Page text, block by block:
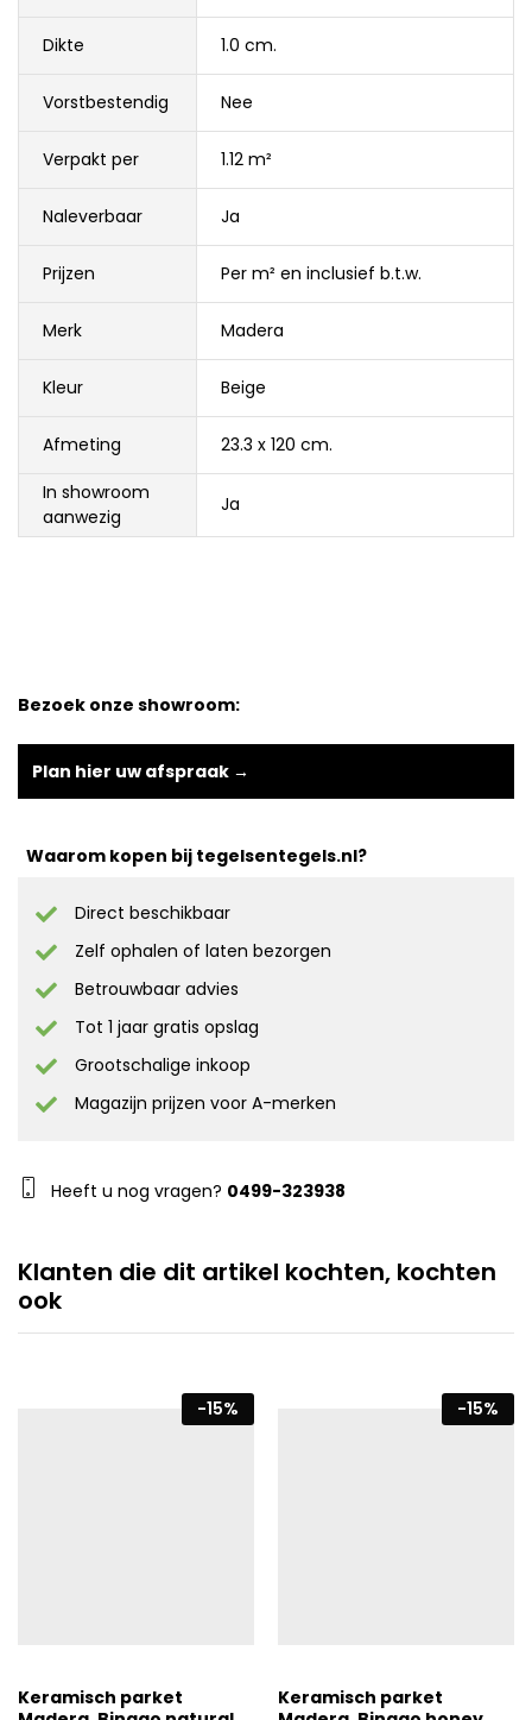
Dikte 1.0 cm.
Vorstbestendig Nee
Verpakt per 1.12 m²
Naleverbaar Ja
Prijzen Per m² en inclusief b.t.w.
Merk Madera
Kleur Beige
Afmeting
23.3 x 120 cm.
In showroom
aanwezig
Ja
Bezoek onze showroom:
Plan hier uw afspraak →
Waarom kopen bij tegelsentegels.nl?
Direct beschikbaar
Zelf ophalen of laten bezorgen
Betrouwbaar advies
Tot 1 jaar gratis opslag
Grootschalige inkoop
Magazijn prijzen voor A-merken
Heeft u nog vragen? 0499-323938
Klanten die dit artikel kochten, kochten
ook
-15%
Keramisch parket
-15%
Keramisch parket